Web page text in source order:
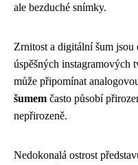
ale bezduché snímky.
Zrnitost a digitální šum
úspěšných instagramových
může připomínat
šumem často působí
nepřirozeně.
Nedokonalá ostrost